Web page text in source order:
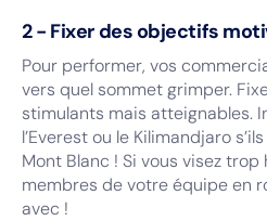
2 - Fixer des objectifs
Pour performer, vos
vers quel sommet grimper.
stimulants mais atteignables.
l’Everest ou le Kilimandjaro
Mont Blanc ! Si vous visez
membres de votre équipe en
avec !